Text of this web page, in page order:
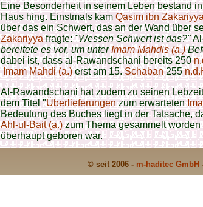
Eine Besonderheit in seinem Leben bestand
Haus hing. Einstmals kamQasim ibn
über das ein Schwert, das an der Wand über
Zakariyyafragte:"Wessen Schwert ist das?"
bereitete es vor, um unterImam Mahdis (a.)
dabei ist, dass al-Rawandschani bereits 250
Imam Mahdi (a.)erst am 15.Schaban255
Al-Rawandschani hat zudem zu seinen
dem Titel "Überlieferungenzum erwarteten
Bedeutung des Buches liegt in der Tatsache,
Ahl-ul-Bait (a.)zum Thema gesammelt
überhaupt geboren war.
© seit 2006 - m-haditec GmbH